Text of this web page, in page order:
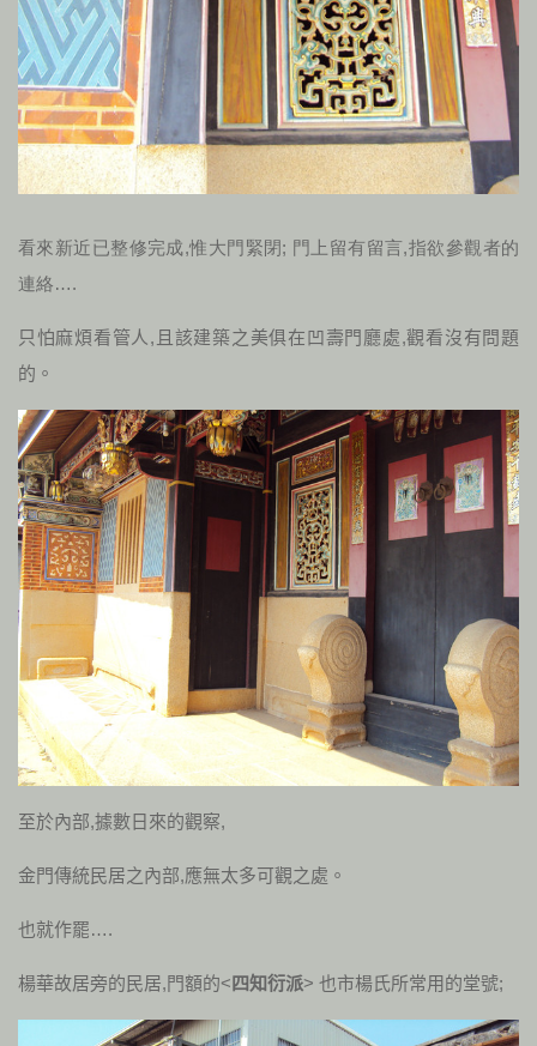
看來新近已整修完成,惟大門緊閉; 門上留有留言,指欲參觀者的
連絡….
只怕麻煩看管人,且該建築之美俱在凹壽門廳處,觀看沒有問題
的。
至於內部,據數日來的觀察,
金門傳統民居之內部,應無太多可觀之處。
也就作罷….
楊華故居旁的民居,門額的<四知衍派> 也市楊氏所常用的堂號;